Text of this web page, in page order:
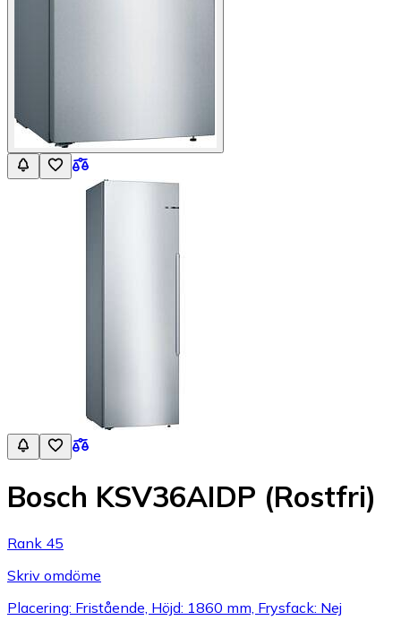
Bosch KSV36AIDP (Rostfri)
Rank 45
Skriv omdöme
Placering: Fristående, Höjd: 1860 mm, Frysfack: Nej